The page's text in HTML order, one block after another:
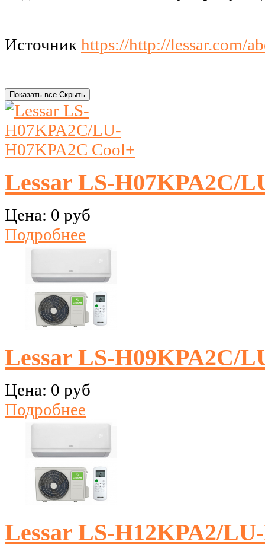
Источник https://http://lessar.com/
Показать все Скрыть
Lessar LS-H07KPA2C/
Цена: 0 руб
Подробнее
Lessar LS-H09KPA2C/
Цена: 0 руб
Подробнее
Lessar LS-H12KPA2/